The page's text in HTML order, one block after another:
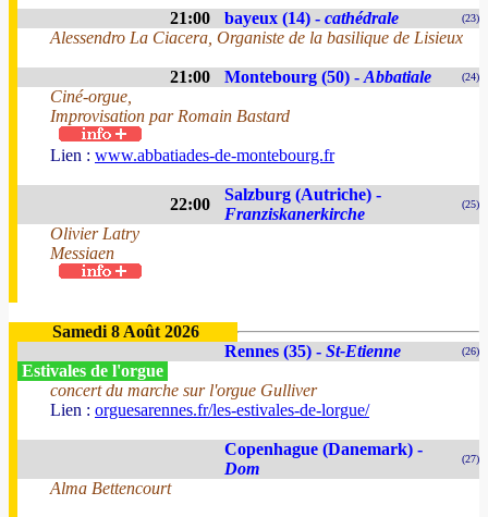
21:00 bayeux (14) - cathédrale (23)
Alessendro La Ciacera, Organiste de la basilique de Lisieux
21:00 Montebourg (50) - Abbatiale (24)
Ciné-orgue,
Improvisation par Romain Bastard
Lien : www.abbatiades-de-montebourg.fr
22:00
Salzburg (Autriche) -
Franziskanerkirche
(25)
Olivier Latry
Messiaen
Samedi 8 Août 2026
Rennes (35) - St-Etienne (26)
Estivales de l'orgue
concert du marche sur l'orgue Gulliver
Lien : orguesarennes.fr/les-estivales-de-lorgue/
Copenhague (Danemark) -
Dom
(27)
Alma Bettencourt